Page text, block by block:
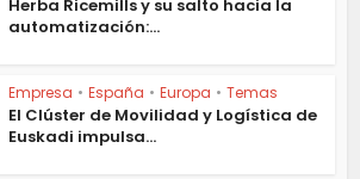
Herba Ricemills y su salto hacia la
automatización:...
Empresa • España • Europa • Temas
El Clúster de Movilidad y Logística de
Euskadi impulsa...